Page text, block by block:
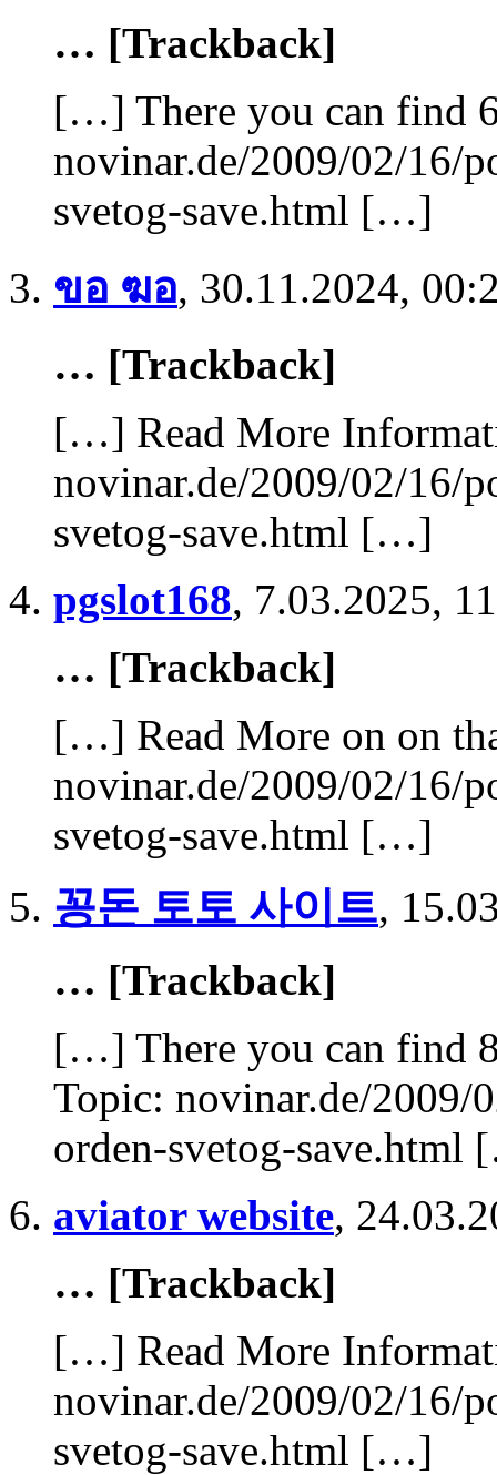
… [Trackback]
[…] There you can find
novinar.de/2009/02/16/
svetog-save.html […]
ขอ ฆอ, 30.11.2024,
… [Trackback]
[…] Read More
novinar.de/2009/02/16/
svetog-save.html […]
pgslot168, 7.03.2025,
… [Trackback]
[…] Read More on on
novinar.de/2009/02/16/
svetog-save.html […]
꽁돈 토토 사이트,
… [Trackback]
[…] There you can find
Topic: novinar.de/2009/
orden-svetog-
aviator website,
… [Trackback]
[…] Read More
novinar.de/2009/02/16/
svetog-save.html […]